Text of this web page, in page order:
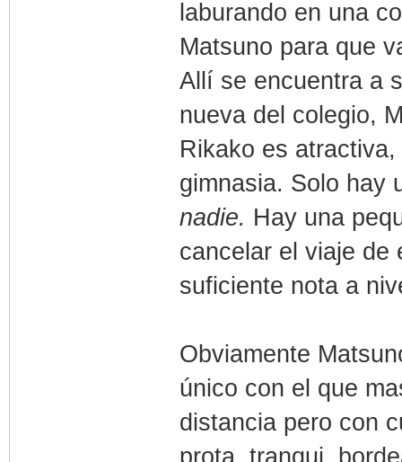
laburando en una
Matsuno para que
Allí se encuentra a
nueva del colegio,
Rikako es
gimnasia. Solo hay
nadie. Hay una
cancelar el viaje de
suficiente nota a
Obviamente
único con el que
distancia pero con
prota, tranqui,